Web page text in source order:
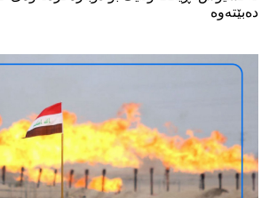
دەبێتەوە